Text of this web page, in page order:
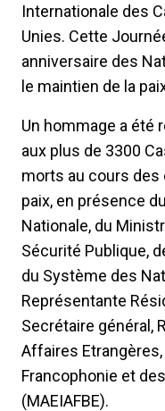
Internationale des
Unies. Cette
anniversaire des
le maintien de la
Un hommage a été
aux plus de 3300
morts au cours des
paix, en présence
Nationale, du
Sécurité Publique,
du Système des
Représentante
Secrétaire général,
Affaires Etrangères,
Francophonie et
(MAEIAFBE).